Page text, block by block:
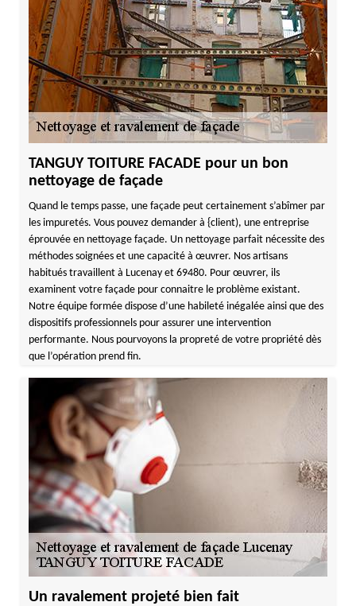
TANGUY TOITURE FACADE pour un bon
nettoyage de façade
Quand le temps passe, une façade peut certainement s’abîmer par
les impuretés. Vous pouvez demander à {client), une entreprise
éprouvée en nettoyage façade. Un nettoyage parfait nécessite des
méthodes soignées et une capacité à œuvrer. Nos artisans
habitués travaillent à Lucenay et 69480. Pour œuvrer, ils
examinent votre façade pour connaitre le problème existant.
Notre équipe formée dispose d’une habileté inégalée ainsi que des
dispositifs professionnels pour assurer une intervention
performante. Nous pourvoyons la propreté de votre propriété dès
que l’opération prend fin.
Un ravalement projeté bien fait